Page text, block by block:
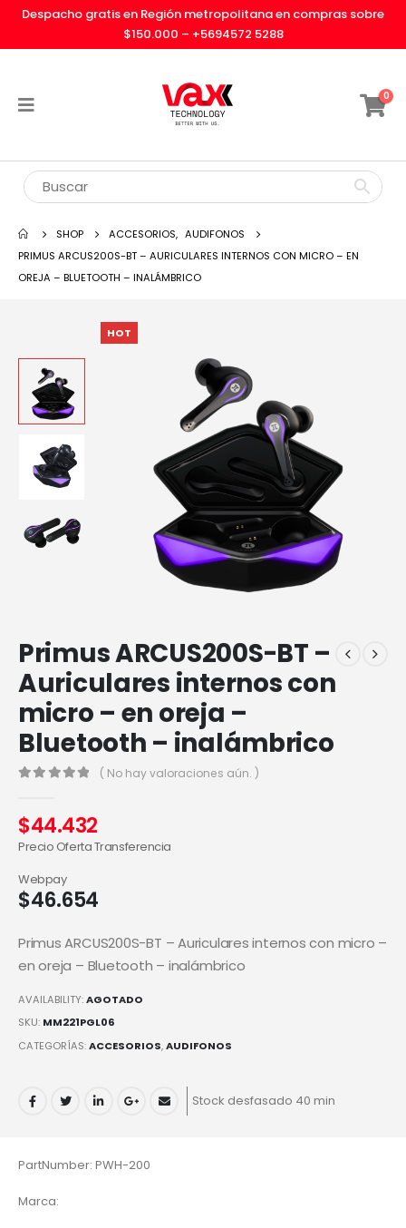
Despacho gratis en Región metropolitana en compras sobre
$150.000 – +5694572 5288
0
SHOP ACCESORIOS, AUDIFONOS
PRIMUS ARCUS200S-BT – AURICULARES INTERNOS CON MICRO – EN
OREJA – BLUETOOTH – INALÁMBRICO
HOT
Primus ARCUS200S-BT –
Auriculares internos con
micro – en oreja –
Bluetooth – inalámbrico
( No hay valoraciones aún. )
$44.432
Precio Oferta Transferencia
$46.654
Webpay
Primus ARCUS200S-BT – Auriculares internos con micro –
en oreja – Bluetooth – inalámbrico
AVAILABILITY:AGOTADO
SKU: MM221PGL06
CATEGORÍAS:ACCESORIOS,AUDIFONOS
Stock desfasado 40 min
PartNumber: PWH-200
Marca: